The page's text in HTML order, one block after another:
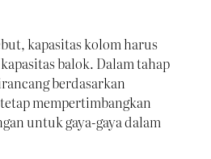
kapasitas kolom harus
balok. Dalam tahap
berdasarkan
mempertimbangkan
untuk gaya-gaya dalam